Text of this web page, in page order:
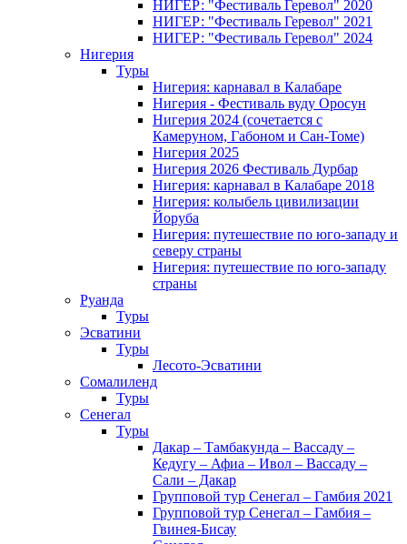
НИГЕР: "Фестиваль Геревол" 2020
НИГЕР: "Фестиваль Геревол" 2021
НИГЕР: "Фестиваль Геревол" 2024
Нигерия
Туры
Нигерия: карнавал в Калабаре
Нигерия - Фестиваль вуду Оросун
Нигерия 2024 (сочетается с
Камеруном, Габоном и Сан-Томе)
Нигерия 2025
Нигерия 2026 Фестиваль Дурбар
Нигерия: карнавал в Калабаре 2018
Нигерия: колыбель цивилизации
Йоруба
Нигерия: путешествие по юго-западу и
северу страны
Нигерия: путешествие по юго-западу
страны
Руанда
Туры
Эсватини
Туры
Лесото-Эсватини
Сомалиленд
Туры
Сенегал
Туры
Дакар – Тамбакунда – Вассаду –
Кедугу – Афиа – Ивол – Вассаду –
Сали – Дакар
Групповой тур Сенегал – Гамбия 2021
Групповой тур Сенегал – Гамбия –
Гвинея-Бисау